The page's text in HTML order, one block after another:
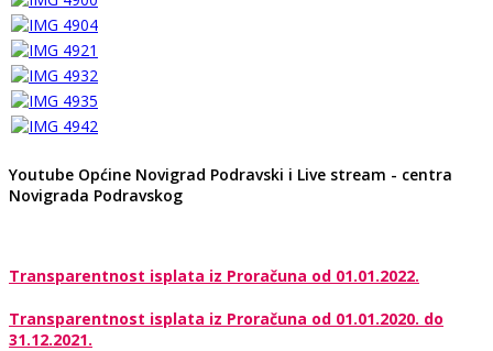
Youtube Općine Novigrad Podravski i Live stream - centra
Novigrada Podravskog
Transparentnost isplata iz Proračuna od 01.01.2022.
Transparentnost isplata iz Proračuna od 01.01.2020. do
31.12.2021.